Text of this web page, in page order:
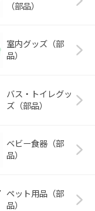
（部品）
室内グッズ（部
品）
バス・トイレグッ
ズ（部品）
ベビー食器（部
品）
ペット用品（部
品）